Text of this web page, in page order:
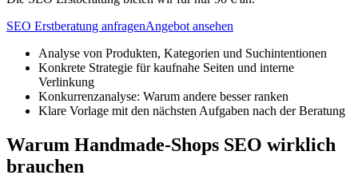
SEO Erstberatung anfragenAngebot ansehen
Analyse von Produkten, Kategorien und Suchintentionen
Konkrete Strategie für kaufnahe Seiten und interne
Verlinkung
Konkurrenzanalyse: Warum andere besser ranken
Klare Vorlage mit den nächsten Aufgaben nach der Beratung
Warum Handmade-Shops SEO wirklich
brauchen